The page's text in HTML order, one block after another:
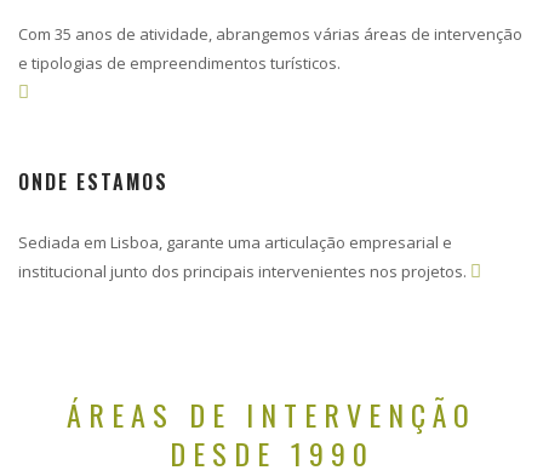
Com 35 anos de atividade, abrangemos várias áreas de intervenção
e tipologias de empreendimentos turísticos.

ONDE ESTAMOS
Sediada em Lisboa, garante uma articulação empresarial e
institucional junto dos principais intervenientes nos projetos. 
ÁREAS DE INTERVENÇÃO
DESDE 1990